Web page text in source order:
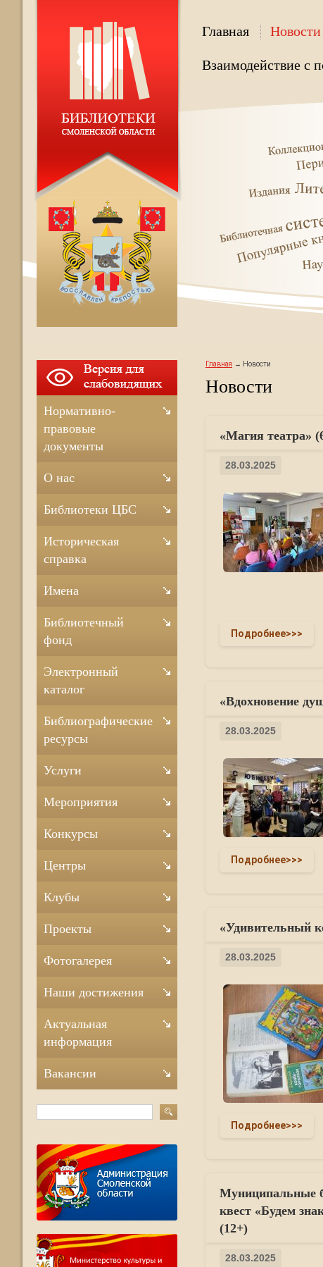
Главная Новости
Взаимодействие с
Главная Новости
Новости
«Магия театра»
28.03.2025
Подробнее>>>
«Вдохновение
28.03.2025
Подробнее>>>
«Удивительный
28.03.2025
Подробнее>>>
Муниципальные
квест «Будем
(12+)
28.03.2025
Нормативно-
правовые
документы
О нас
Библиотеки ЦБС
Историческая
справка
Имена
Библиотечный
фонд
Электронный
каталог
Библиографические
ресурсы
Услуги
Мероприятия
Конкурсы
Центры
Клубы
Проекты
Фотогалерея
Наши достижения
Актуальная
информация
Вакансии